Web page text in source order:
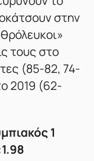
στην
τους στο
(85-82, 74-
2019 (62-
1